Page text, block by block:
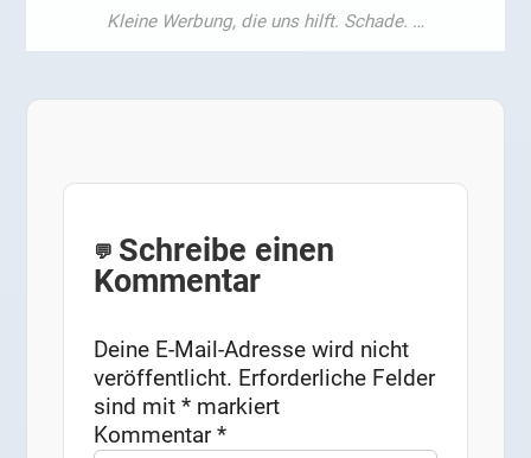
Schreibe einen
Kommentar
Deine E-Mail-Adresse wird nicht
veröffentlicht. Erforderliche Felder
sind mit* markiert
Kommentar*